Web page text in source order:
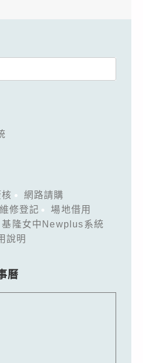
網路請購
維修登記
場地借用
基隆女中Newplus系統
說明
曆